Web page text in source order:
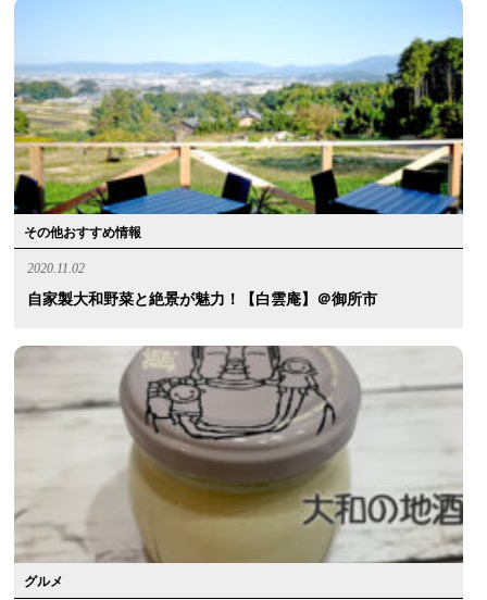
その他おすすめ情報
2020.11.02
自家製大和野菜と絶景が魅力！【白雲庵】＠御所市
グルメ